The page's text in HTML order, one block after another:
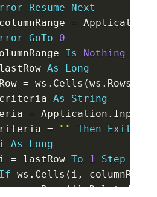
Resume
Next
= Application
GoTo
0
Is Nothing
As
Long
= ws . Cells (ws . Rows
As
String
= Application .
= "" Then Exit
As
Long
= lastRow To 1 Step
If ws . Cells ( i , columnRange
ws
.Rows(i).Delete